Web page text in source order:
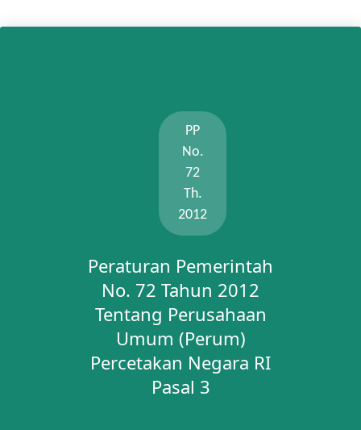
PP
No.
72
Th.
2012
Peraturan Pemerintah
No. 72 Tahun 2012
Tentang Perusahaan
Umum (Perum)
Percetakan Negara RI
Pasal 3